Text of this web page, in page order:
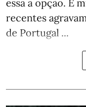
essa a opção. E
recentes
de Portugal ...